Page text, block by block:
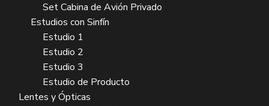
Set Cabina de Avión Privado
Estudios con Sinfín
Estudio 1
Estudio 2
Estudio 3
Estudio de Producto
Lentes y Ópticas